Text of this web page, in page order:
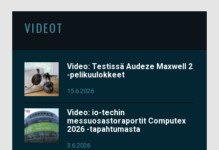
VIDEOT
Video: Testissä Audeze Maxwell 2
-pelikuulokkeet
15.6.2026
Video: io-techin
messuosastoraportit Computex
2026 -tapahtumasta
3.6.2026